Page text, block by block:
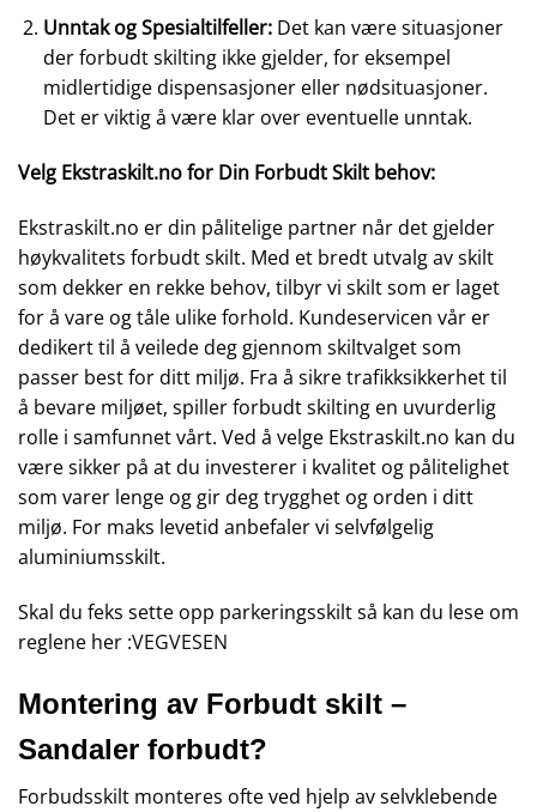
Unntak og Spesialtilfeller:Det kan være situasjoner
der forbudt skilting ikke gjelder, for eksempel
midlertidige dispensasjoner eller nødsituasjoner.
Det er viktig å være klar over eventuelle unntak.
Velg Ekstraskilt.no for Din Forbudt Skilt behov:
Ekstraskilt.no er din pålitelige partner når det gjelder
høykvalitets forbudt skilt. Med et bredt utvalg av skilt
som dekker en rekke behov, tilbyr vi skilt som er laget
for å vare og tåle ulike forhold. Kundeservicen vår er
dedikert til å veilede deg gjennom skiltvalget som
passer best for ditt miljø. Fra å sikre trafikksikkerhet til
å bevare miljøet, spiller forbudt skilting en uvurderlig
rolle i samfunnet vårt. Ved å velge Ekstraskilt.no kan du
være sikker på at du investerer i kvalitet og pålitelighet
som varer lenge og gir deg trygghet og orden i ditt
miljø. For maks levetid anbefaler vi selvfølgelig
aluminiumsskilt.
Skal du feks sette opp parkeringsskilt så kan du lese om
reglene her :VEGVESEN
Montering av Forbudt skilt –
Sandaler forbudt?
Forbudsskilt monteres ofte ved hjelp av selvklebende